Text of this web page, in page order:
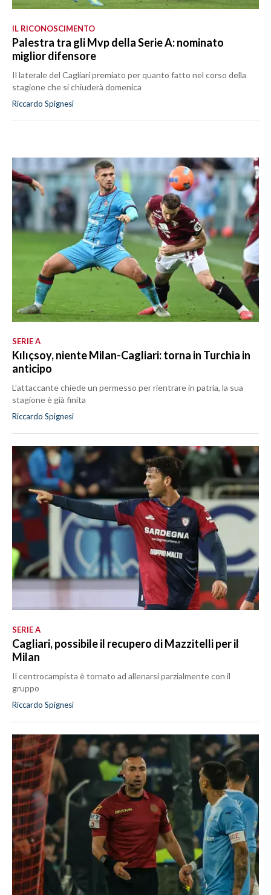
IL RICONOSCIMENTO
Palestra tra gli Mvp della Serie A: nominato
miglior difensore
Il laterale del Cagliari premiato per quanto fatto nel corso della
stagione che si chiuderà domenica
Riccardo Spignesi
SERIE A
Kılıçsoy, niente Milan-Cagliari: torna in Turchia in
anticipo
L’attaccante chiede un permesso per rientrare in patria, la sua
stagione è già finita
Riccardo Spignesi
SERIE A
Cagliari, possibile il recupero di Mazzitelli per il
Milan
Il centrocampista è tornato ad allenarsi parzialmente con il
gruppo
Riccardo Spignesi